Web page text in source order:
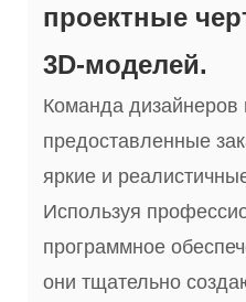
проектные
3D-моделей.
Команда дизайнеров
предоставленные
яркие и
Используя
программное
они тщательно